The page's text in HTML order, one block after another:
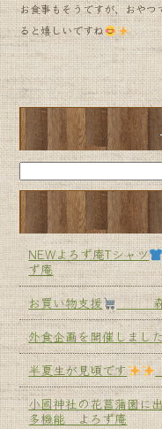
お食事もそうですが、おやつ
ると嬉しいですね
NEWよろず庵Tシャツ
ず庵
お買い物支援
森町
外食企画を開催しまし
半夏生が見頃です
小國神社の花菖蒲園に
多機能 よろず庵